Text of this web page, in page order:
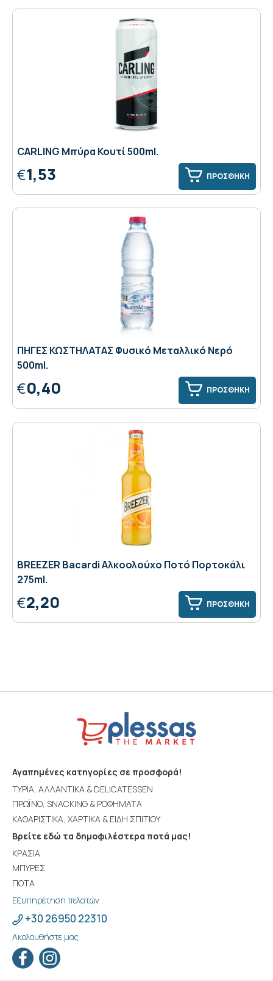
CARLING Μπύρα Κουτί 500ml.
€1,53 ΠΡΟΣΘΗΚΗ
ΠΗΓΕΣ ΚΩΣΤΗΛΑΤΑΣ Φυσικό Μεταλλικό Νερό
500ml.
€0,40 ΠΡΟΣΘΗΚΗ
BREEZER Bacardi Αλκοολούχο Ποτό Πορτοκάλι
275ml.
€2,20 ΠΡΟΣΘΗΚΗ
Αγαπημένες κατηγορίες σε προσφορά!
ΤΥΡΙΑ, ΑΛΛΑΝΤΙΚΑ & DELICATESSEN
ΠΡΩΪΝΟ, SNACKING & ΡΟΦΗΜΑΤΑ
ΚΑΘΑΡΙΣΤΙΚΑ, ΧΑΡΤΙΚΑ & ΕΙΔΗ ΣΠΙΤΙΟΥ
Βρείτε εδώ τα δημοφιλέστερα ποτά μας!
ΚΡΑΣΙΑ
ΜΠΥΡΕΣ
ΠΟΤΑ
Εξυπηρέτηση πελατών
+30 26950 22310
Ακολουθήστε μας